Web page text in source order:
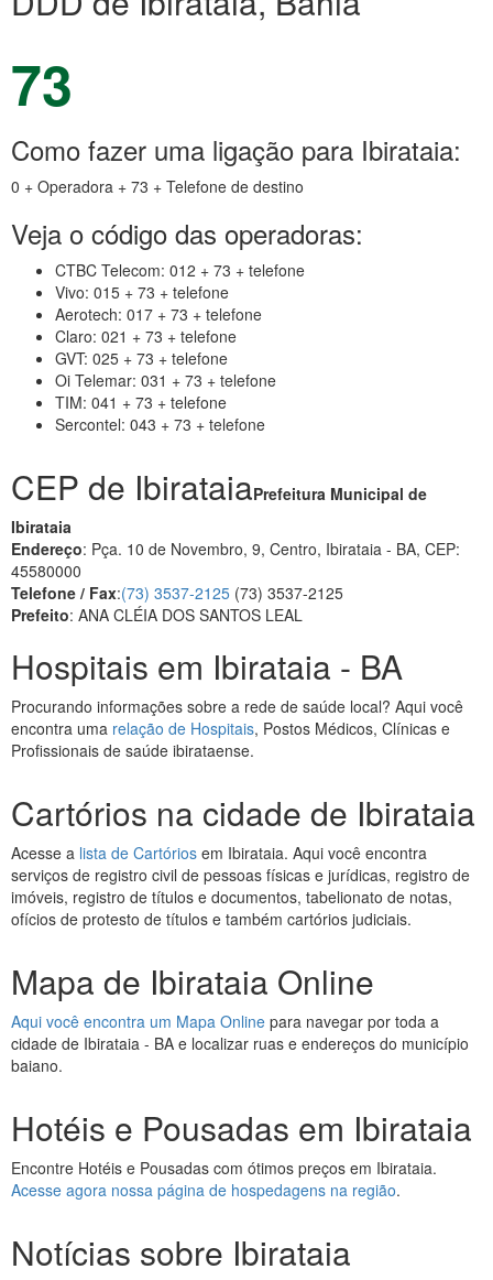
73
Como fazer uma ligação para Ibirataia:
0 + Operadora + 73 + Telefone de destino
Veja o código das operadoras:
CTBC Telecom: 012 + 73 + telefone
Vivo: 015 + 73 + telefone
Aerotech: 017 + 73 + telefone
Claro: 021 + 73 + telefone
GVT: 025 + 73 + telefone
Oi Telemar: 031 + 73 + telefone
TIM: 041 + 73 + telefone
Sercontel: 043 + 73 + telefone
CEP de IbirataiaPrefeitura Municipal de
Ibirataia
Endereço: Pça. 10 de Novembro, 9, Centro, Ibirataia - BA, CEP:
45580000
Telefone / Fax:(73) 3537-2125 (73) 3537-2125
Prefeito: ANA CLÉIA DOS SANTOS LEAL
Hospitais em Ibirataia - BA
Procurando informações sobre a rede de saúde local? Aqui você
encontra uma relação de Hospitais, Postos Médicos, Clínicas e
Profissionais de saúde ibirataense.
Cartórios na cidade de Ibirataia
Acesse a lista de Cartórios em Ibirataia. Aqui você encontra
serviços de registro civil de pessoas físicas e jurídicas, registro de
imóveis, registro de títulos e documentos, tabelionato de notas,
ofícios de protesto de títulos e também cartórios judiciais.
Mapa de Ibirataia Online
Aqui você encontra um Mapa Online para navegar por toda a
cidade de Ibirataia - BA e localizar ruas e endereços do município
baiano.
Hotéis e Pousadas em Ibirataia
Encontre Hotéis e Pousadas com ótimos preços em Ibirataia.
Acesse agora nossa página de hospedagens na região.
Notícias sobre Ibirataia